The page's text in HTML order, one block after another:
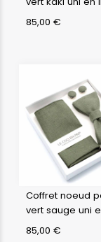
85,00 €
Coffret noeud
vert sauge uni
85,00 €